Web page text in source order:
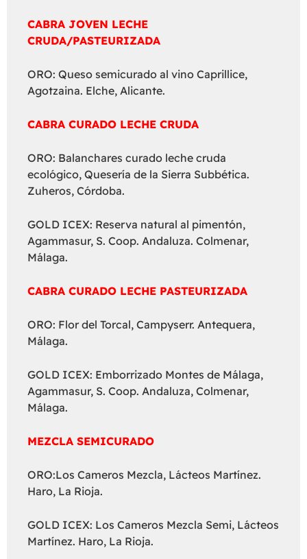
CABRA JOVEN LECHE
CRUDA/PASTEURIZADA
ORO: Queso semicurado al vino Caprillice,
Agotzaina. Elche, Alicante.
CABRA CURADO LECHE CRUDA
ORO: Balanchares curado leche cruda
ecológico, Quesería de la Sierra Subbética.
Zuheros, Córdoba.
GOLD ICEX: Reserva natural al pimentón,
Agammasur, S. Coop. Andaluza. Colmenar,
Málaga.
CABRA CURADO LECHE PASTEURIZADA
ORO: Flor del Torcal, Campyserr. Antequera,
Málaga.
GOLD ICEX: Emborrizado Montes de Málaga,
Agammasur, S. Coop. Andaluza, Colmenar,
Málaga.
MEZCLA SEMICURADO
ORO:Los Cameros Mezcla, Lácteos Martínez.
Haro, La Rioja.
GOLD ICEX: Los Cameros Mezcla Semi, Lácteos
Martínez. Haro, La Rioja.